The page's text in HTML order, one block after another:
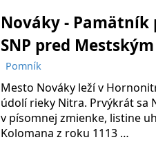
Nováky - Pamätník
SNP pred
Pomník
Mesto Nováky leží v
údolí rieky Nitra. Prvýkrát sa
v písomnej zmienke, listine
Kolomana z roku 1113 …